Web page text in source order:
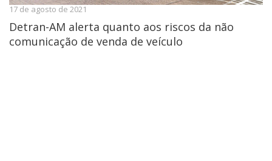
17 de agosto de 2021
Detran-AM alerta quanto aos riscos da não
comunicação de venda de veículo